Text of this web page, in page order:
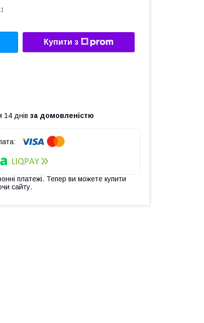
Купити з
14 днів за домовленістю
платежі. Тепер ви можете купити
сайту.